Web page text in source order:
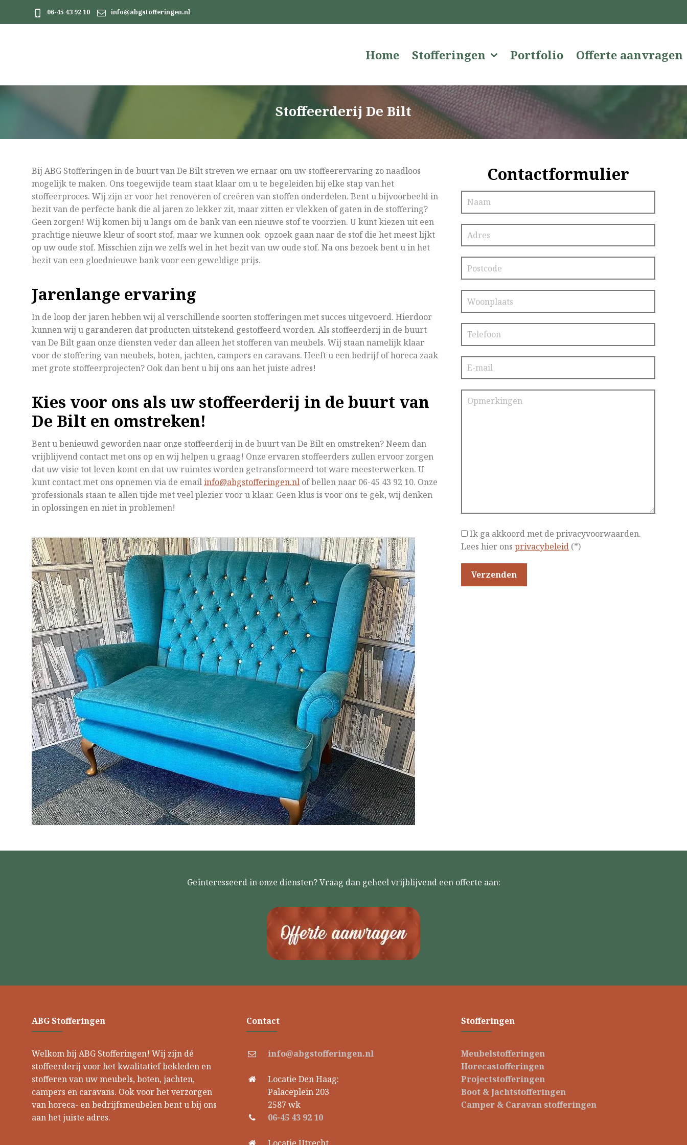
06-45 43 92 10 info@abgstofferingen.nl
Home Stofferingen Portfolio Offerte aanvragen
Stoffeerderij De Bilt
Bij ABG Stofferingen in de buurt van De Bilt streven we ernaar om uw stoffeerervaring zo naadloos
mogelijk te maken. Ons toegewijde team staat klaar om u te begeleiden bij elke stap van het
stoffeerproces. Wij zijn er voor het renoveren of creëren van stoffen onderdelen. Bent u bijvoorbeeld in
bezit van de perfecte bank die al jaren zo lekker zit, maar zitten er vlekken of gaten in de stoffering?
Geen zorgen! Wij komen bij u langs om de bank van een nieuwe stof te voorzien. U kunt kiezen uit een
prachtige nieuwe kleur of soort stof, maar we kunnen ook opzoek gaan naar de stof die het meest lijkt
op uw oude stof. Misschien zijn we zelfs wel in het bezit van uw oude stof. Na ons bezoek bent u in het
bezit van een gloednieuwe bank voor een geweldige prijs.
Jarenlange ervaring
In de loop der jaren hebben wij al verschillende soorten stofferingen met succes uitgevoerd. Hierdoor
kunnen wij u garanderen dat producten uitstekend gestoffeerd worden. Als stoffeerderij in de buurt
van De Bilt gaan onze diensten veder dan alleen het stofferen van meubels. Wij staan namelijk klaar
voor de stoffering van meubels, boten, jachten, campers en caravans. Heeft u een bedrijf of horeca zaak
met grote stoffeerprojecten? Ook dan bent u bij ons aan het juiste adres!
Kies voor ons als uw stoffeerderij in de buurt van
De Bilt en omstreken!
Bent u benieuwd geworden naar onze stoffeerderij in de buurt van De Bilt en omstreken? Neem dan
vrijblijvend contact met ons op en wij helpen u graag! Onze ervaren stoffeerders zullen ervoor zorgen
dat uw visie tot leven komt en dat uw ruimtes worden getransformeerd tot ware meesterwerken. U
kunt contact met ons opnemen via de emailinfo@abgstofferingen.nl of bellen naar 06-45 43 92 10. Onze
professionals staan te allen tijde met veel plezier voor u klaar. Geen klus is voor ons te gek, wij denken
in oplossingen en niet in problemen!
Contactformulier
Ik ga akkoord met de privacyvoorwaarden.
Lees hier ons privacybeleid (*)
Geïnteresseerd in onze diensten? Vraag dan geheel vrijblijvend een offerte aan:
ABG Stofferingen
Welkom bij ABG Stofferingen! Wij zijn dé
stoffeerderij voor het kwalitatief bekleden en
stofferen van uw meubels, boten, jachten,
campers en caravans. Ook voor het verzorgen
van horeca- en bedrijfsmeubelen bent u bij ons
aan het juiste adres.
Contact
info@abgstofferingen.nl
Locatie Den Haag:
Palaceplein 203
2587 wk
06-45 43 92 10
Stofferingen
Meubelstofferingen
Horecastofferingen
Projectstofferingen
Boot & Jachtstofferingen
Camper & Caravan stofferingen